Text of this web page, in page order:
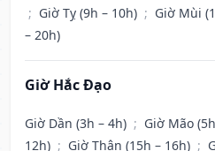
; Giờ Tỵ (9h – 10h) ; Giờ Mùi
– 20h)
Giờ Hắc Đạo
Giờ Dần (3h – 4h) ; Giờ Mão
12h) ; Giờ Thân (15h – 16h) ;